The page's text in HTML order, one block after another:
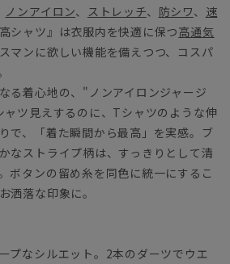
ノンアイロン、 ストレッチ、 防シワ、 速
シャツ』は衣服内を快適に保つ高通気
マンに欲しい機能を備えつつ、コスパ
る着心地の、"ノンアイロンジャージ
ツ見えするのに、Tシャツのような伸
で、「着た瞬間から最高」を実感。ブ
なストライプ柄は、すっきりとして清
ボタンの留め糸を同色に統一にするこ
洒落な印象に。
プなシルエット。2本のダーツでウエ